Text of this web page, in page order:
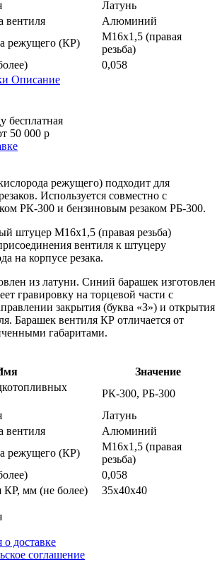
Латунь
вентиля
Алюминий
режущего (КР)
М16х1,5 (правая
резьба)
0,058
Описание
бесплатная
50 000 р
режущего) подходит для
Используется совместно с
РК-300 и бензиновым резаком РБ-300.
штуцер М16х1,5 (правая резьба)
вентиля к штуцеру
на корпусе резака.
из латуни. Синий барашек изготовлен
гравировку на торцевой части с
закрытия (буква «З») и открытия
Барашек вентиля КР отличается от
габаритами.
Значение
РК-300, РБ-300
Латунь
вентиля
Алюминий
режущего (КР)
М16х1,5 (правая
резьба)
0,058
КР, мм (не более)
35х40х40
доставке
соглашение